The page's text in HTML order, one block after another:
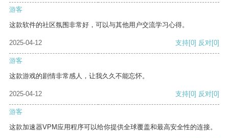
游客
这款软件的社区氛围非常好，可以与其他用户交流学习心得。
2025-04-12 支持[0] 反对[0]
游客
这款游戏的剧情非常感人，让我久久不能忘怀。
2025-04-12 支持[0] 反对[0]
游客
这款加速器VPM应用程序可以给你提供全球覆盖和最高安全性的连接。